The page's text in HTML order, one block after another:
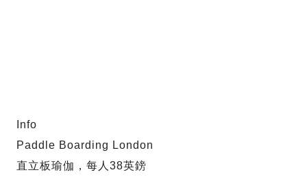
Info
Paddle Boarding London
直立板瑜伽，每人38英鎊